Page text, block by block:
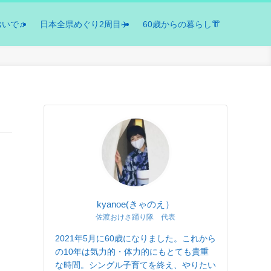
いで♫ 日本全県めぐり2周目✈️ 60歳からの暮らし👘
kyanoe(きゃのえ）
佐渡おけさ踊り隊 代表
2021年5月に60歳になりました。これから
の10年は気力的・体力的にもとても貴重
な時間。シングル子育てを終え、やりたい